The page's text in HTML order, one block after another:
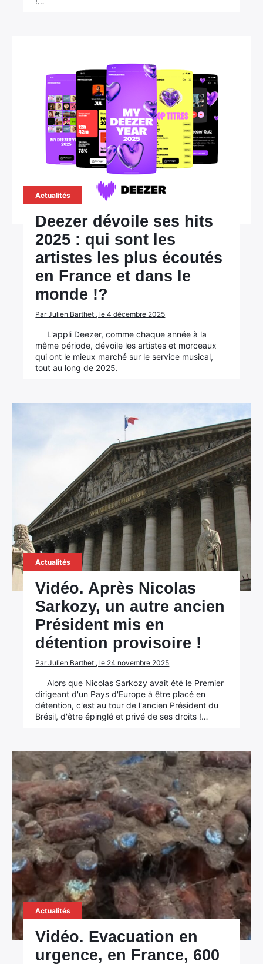
Actualités
Deezer dévoile ses hits
2025 : qui sont les
artistes les plus écoutés
en France et dans le
monde !?
Par Julien Barthet , le 4 décembre 2025
L'appli Deezer, comme chaque année à la
même période, dévoile les artistes et morceaux
qui ont le mieux marché sur le service musical,
tout au long de 2025.
Actualités
Vidéo. Après Nicolas
Sarkozy, un autre ancien
Président mis en
détention provisoire !
Par Julien Barthet , le 24 novembre 2025
Alors que Nicolas Sarkozy avait été le Premier
dirigeant d'un Pays d'Europe à être placé en
détention, c'est au tour de l'ancien Président du
Brésil, d'être épinglé et privé de ses droits !…
Actualités
Vidéo. Evacuation en
urgence, en France, 600